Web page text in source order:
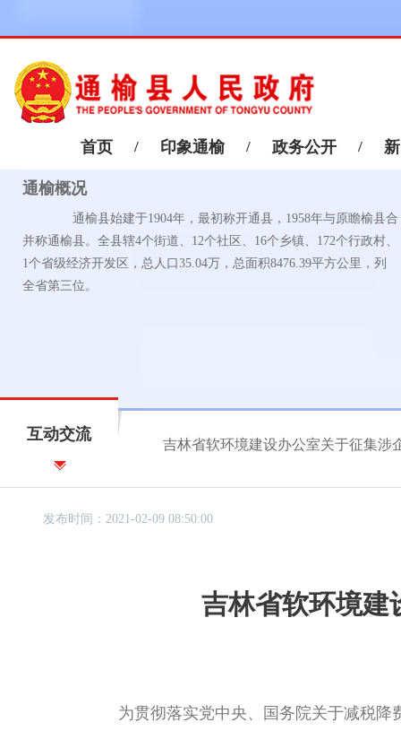
首页 / 印象通榆 / 政务公开 /
通榆概况
通榆县始建于1904年，最初称开通县，1958年与原瞻榆县合
并称通榆县。全县辖4个街道、12个社区、16个乡镇、172个行政村、
1个省级经济开发区，总人口35.04万，总面积8476.39平方公里，列
全省第三位。
互动交流
吉林省软环境建设办公室关于征集涉
发布时间：2021-02-09 08:50:00
吉林省软环境建
为贯彻落实党中央、国务院关于减税降